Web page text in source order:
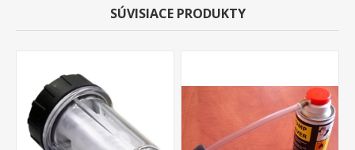
SÚVISIACE PRODUKTY